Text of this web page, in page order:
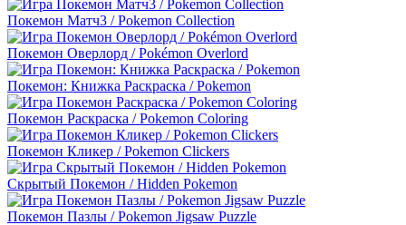
Покемон Матч3 / Pokemon Collection
Покемон Оверлорд / Pokémon Overlord
Покемон: Книжка Раскраска / Pokemon
Покемон Раскраска / Pokemon Coloring
Покемон Кликер / Pokemon Clickers
Скрытый Покемон / Hidden Pokemon
Покемон Пазлы / Pokemon Jigsaw Puzzle